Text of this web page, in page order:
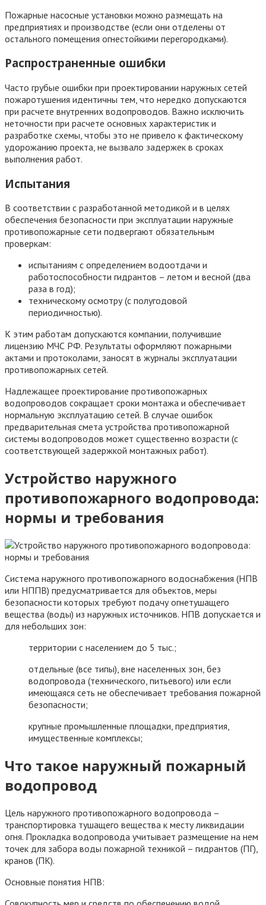
Пожарные насосные установки можно размещать на
предприятиях и производстве (если они отделены от
остального помещения огнестойкими перегородками).
Распространенные ошибки
Часто грубые ошибки при проектировании наружных сетей
пожаротушения идентичны тем, что нередко допускаются
при расчете внутренних водопроводов. Важно исключить
неточности при расчете основных характеристик и
разработке схемы, чтобы это не привело к фактическому
удорожанию проекта, не вызвало задержек в сроках
выполнения работ.
Испытания
В соответствии с разработанной методикой и в целях
обеспечения безопасности при эксплуатации наружные
противопожарные сети подвергают обязательным
проверкам:
испытаниям с определением водоотдачи и
работоспособности гидрантов – летом и весной (два
раза в год);
техническому осмотру (с полугодовой
периодичностью).
К этим работам допускаются компании, получившие
лицензию МЧС РФ. Результаты оформляют пожарными
актами и протоколами, заносят в журналы эксплуатации
противопожарных сетей.
Надлежащее проектирование противопожарных
водопроводов сокращает сроки монтажа и обеспечивает
нормальную эксплуатацию сетей. В случае ошибок
предварительная смета устройства противопожарной
системы водопроводов может существенно возрасти (с
соответствующей задержкой монтажных работ).
Устройство наружного
противопожарного водопровода:
нормы и требования
Система наружного противопожарного водоснабжения (НПВ
или НППВ) предусматривается для объектов, меры
безопасности которых требуют подачу огнетушащего
вещества (воды) из наружных источников. НПВ допускается и
для небольших зон:
территории с населением до 5 тыс.;
отдельные (все типы), вне населенных зон, без
водопровода (технического, питьевого) или если
имеющаяся сеть не обеспечивает требования пожарной
безопасности;
крупные промышленные площадки, предприятия,
имущественные комплексы;
Что такое наружный пожарный
водопровод
Цель наружного противопожарного водопровода –
транспортировка тушащего вещества к месту ликвидации
огня. Прокладка водопровода учитывает размещение на нем
точек для забора воды пожарной техникой – гидрантов (ПГ),
кранов (ПК).
Основные понятия НПВ: